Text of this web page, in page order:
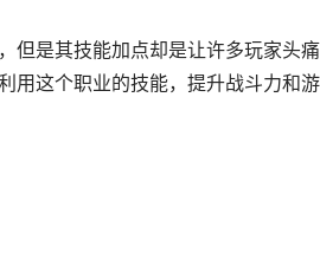
但是其技能加点却是让许多玩家头
用这个职业的技能，提升战斗力和